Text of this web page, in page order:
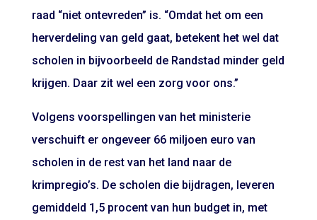
raad “niet ontevreden” is. “Omdat het om een
herverdeling van geld gaat, betekent het wel dat
scholen in bijvoorbeeld de Randstad minder geld
krijgen. Daar zit wel een zorg voor ons.”
Volgens voorspellingen van het ministerie
verschuift er ongeveer 66 miljoen euro van
scholen in de rest van het land naar de
krimpregio’s. De scholen die bijdragen, leveren
gemiddeld 1,5 procent van hun budget in, met